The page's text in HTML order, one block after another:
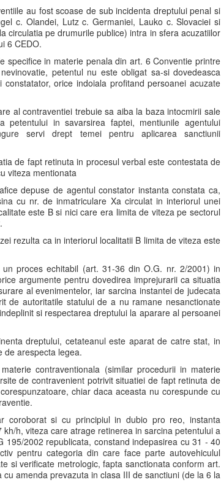
au fost scoase de sub incidenta dreptului penal si
c. Olandei, Lutz c. Germaniei, Lauko c. Slovaciei si
pe drumurile publice) intra in sfera acuzatiilor
6 CEDO.
specifice in materie penala din art. 6 Conventie printre
petentul nu este obligat sa-si dovedeasca
orice indoiala profitand persoanei acuzate
al contraventiei trebuie sa aiba la baza intocmirii sale
in savarsirea faptei, mentiunile agentului
servi drept temei pentru aplicarea sanctiunii
de fapt retinuta in procesul verbal este contestata de
viteza mentionata
depuse de agentul constator instanta constata ca,
cu nr. de inmatriculare Xa circulat in interiorul unei
este B si nici care era limita de viteza pe sectorul
rezulta ca in interiorul localitatii B limita de viteza este
proces echitabil (art. 31-36 din O.G. nr. 2/2001) in
argumente pentru dovedirea imprejurarii ca situatia
al evenimentelor, iar sarcina instantei de judecata
de autoritatile statului de a nu ramane nesanctionate
si respectarea dreptului la aparare al persoanei
dreptului, cetateanul este aparat de catre stat, in
de arespecta legea.
contraventionala (similar procedurii in materie
de contravenient potrivit situatiei de fapt retinuta de
chiar daca aceasta nu corespunde cu
si cu principiul in dubio pro reo, instanta
h, viteza care atrage retinerea in sarcina petentului a
2002 republicata, constand indepasirea cu 31 - 40
pentru categoria din care face parte autovehiculul
si verificate metrologic, fapta sanctionata conform art.
amenda prevazuta in clasa III de sanctiuni (de la 6 la